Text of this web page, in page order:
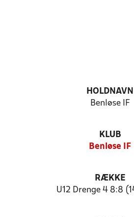
HOLDNAVN
Benløse IF
KLUB
Benløse IF
RÆKKE
U12 Drenge 4 8:8